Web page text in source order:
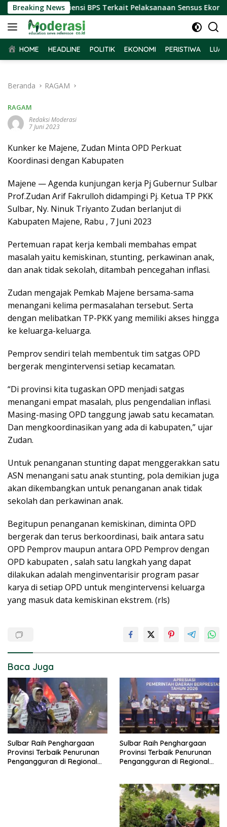
Langsung
ke
konten
Breaking News
Terima Audiensi BPS Terkait Pelaksanaan Sensus Ekonomi
HOME HEADLINE POLITIK EKONOMI PERISTIWA
Beranda RAGAM
RAGAM
Redaksi Moderasi
7 Juni 2023
Kunker ke Majene, Zudan Minta OPD Perkuat
Koordinasi dengan Kabupaten
Majene — Agenda kunjungan kerja Pj Gubernur Sulbar
Prof.Zudan Arif Fakrulloh didampingi Pj. Ketua TP PKK
Sulbar, Ny. Ninuk Triyanto Zudan berlanjut di
Kabupaten Majene, Rabu , 7 Juni 2023
Pertemuan rapat kerja kembali membahas empat
masalah yaitu kemiskinan, stunting, perkawinan anak,
dan anak tidak sekolah, ditambah pencegahan inflasi.
Zudan mengajak Pemkab Majene bersama-sama
menangani kelima permasalahan tersebut. Serta
dengan melibatkan TP-PKK yang memiliki akses hingga
ke keluarga-keluarga.
Pemprov sendiri telah membentuk tim satgas OPD
bergerak mengintervensi setiap kecamatan.
“Di provinsi kita tugaskan OPD menjadi satgas
menangani empat masalah, plus pengendalian inflasi.
Masing-masing OPD tanggung jawab satu kecamatan.
Dan mengkoordinasikan yang ada di kabupaten,” ujar
Zudan.
Untuk penanganan stunting dapat menggerakkan satu
ASN menangani satu anak stunting, pola demikian juga
akan dikembangkan untuk penanganan anak tidak
sekolah dan perkawinan anak.
Begitupun penanganan kemiskinan, diminta OPD
bergerak dan terus berkoordinasi, baik antara satu
OPD Pemprov maupun antara OPD Pemprov dengan
OPD kabupaten , salah satu langkah yang dapat
dilakukan adalah menginventarisir program pasar
karya di setiap OPD untuk mengintervensi keluarga
yang masuk data kemiskinan ekstrem. (rls)
Baca Juga
Sulbar Raih Penghargaan
Provinsi Terbaik Penurunan
Pengangguran di Regional
Sulbar Raih Penghargaan
Provinsi Terbaik Penurunan
Pengangguran di Regional